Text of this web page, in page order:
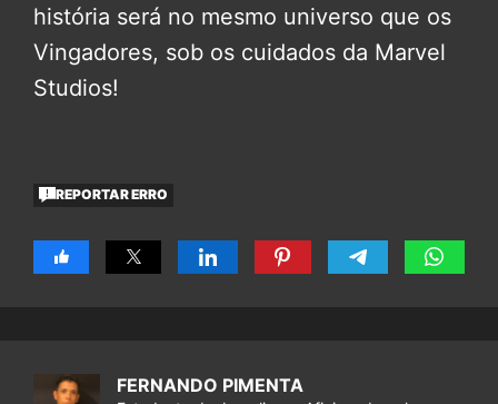
história será no mesmo universo que os
Vingadores, sob os cuidados da Marvel
Studios!
REPORTAR ERRO
FERNANDO PIMENTA